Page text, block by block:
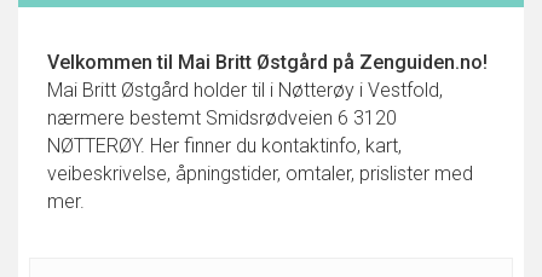
Velkommen til Mai Britt Østgård på Zenguiden.no!
Mai Britt Østgård holder til i Nøtterøy i Vestfold,
nærmere bestemt Smidsrødveien 6 3120
NØTTERØY. Her finner du kontaktinfo, kart,
veibeskrivelse, åpningstider, omtaler, prislister med
mer.